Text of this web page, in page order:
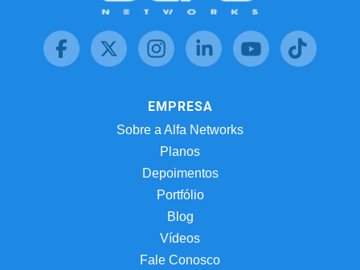
EMPRESA
Sobre a Alfa Networks
Planos
Depoimentos
Portfólio
Blog
Vídeos
Fale Conosco